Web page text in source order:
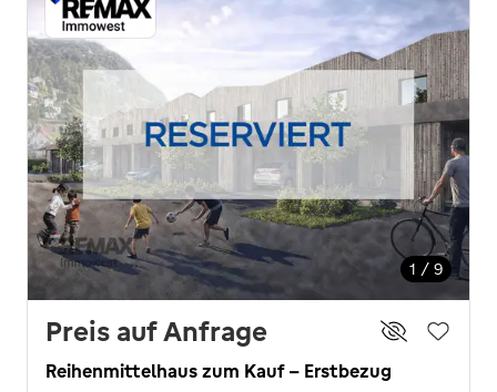
1 / 9
Preis auf Anfrage
Reihenmittelhaus zum Kauf - Erstbezug